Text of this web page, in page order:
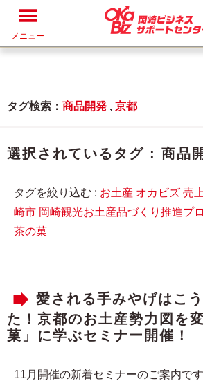
メニュー
タグ検索： 商品開発 , 京都
選択されているタグ : 商品
タグを絞り込む : お土産 オカビズ 売
崎市 岡崎観光お土産品づくり推進プ
茶の菓
愛される手みやげはこ
た！京都のお土産勢力図を
菓」に学ぶセミナー開催！
11月開催の新着セミナーのご案内です